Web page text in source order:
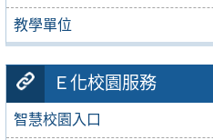
教學單位
Ｅ化校園服務
智慧校園入口